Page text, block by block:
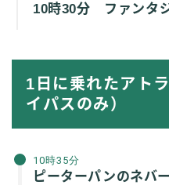
10時30分 ファンタ
1日に乗れたアト
イパスのみ）
10時35分
ピーターパンのネバ